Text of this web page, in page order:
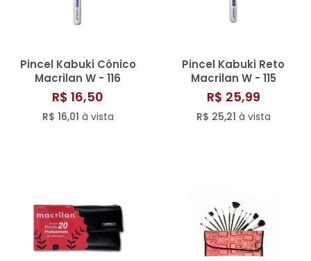
Pincel Kabuki Cônico
Macrilan W - 116
R$ 16,50
R$ 16,01 à vista
Pincel Kabuki Reto
Macrilan W - 115
R$ 25,99
R$ 25,21 à vista